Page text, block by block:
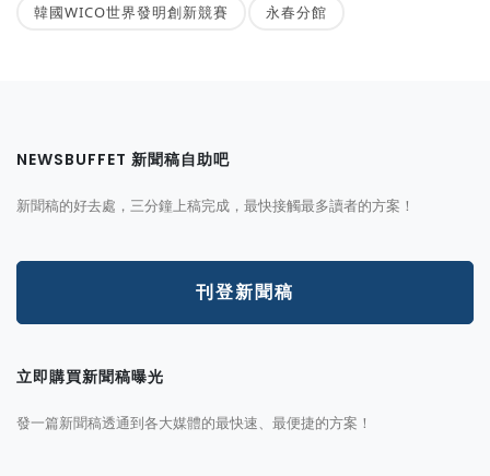
韓國WICO世界發明創新競賽 永春分館
NEWSBUFFET 新聞稿自助吧
新聞稿的好去處，三分鐘上稿完成，最快接觸最多讀者的方案！
刊登新聞稿
立即購買新聞稿曝光
發一篇新聞稿透通到各大媒體的最快速、最便捷的方案！